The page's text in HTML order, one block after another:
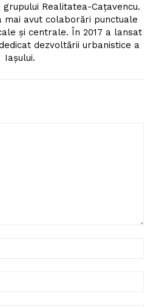
Realitatea-Cațavencu.
mai avut colaborări punctuale
și centrale. În 2017 a lansat
dezvoltării urbanistice a
Iașului.